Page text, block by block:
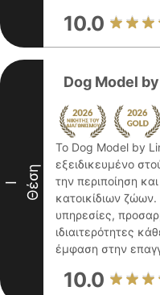
10.0
I Θέση
Dog Model
Το Dog Model by
εξειδικευμένο
την περιποίηση
κατοικίδιων
υπηρεσίες,
ιδιαιτερότητες
έμφαση στην
10.0